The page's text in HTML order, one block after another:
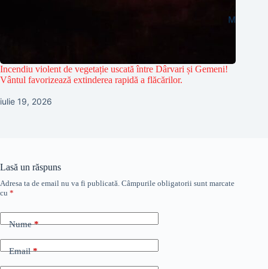
Incendiu violent de vegetație uscată între Dârvari și Gemeni!
Vântul favorizează extinderea rapidă a flăcărilor.
iulie 19, 2026
Lasă un răspuns
Adresa ta de email nu va fi publicată. Câmpurile obligatorii sunt marcate
cu *
Nume*
Email*